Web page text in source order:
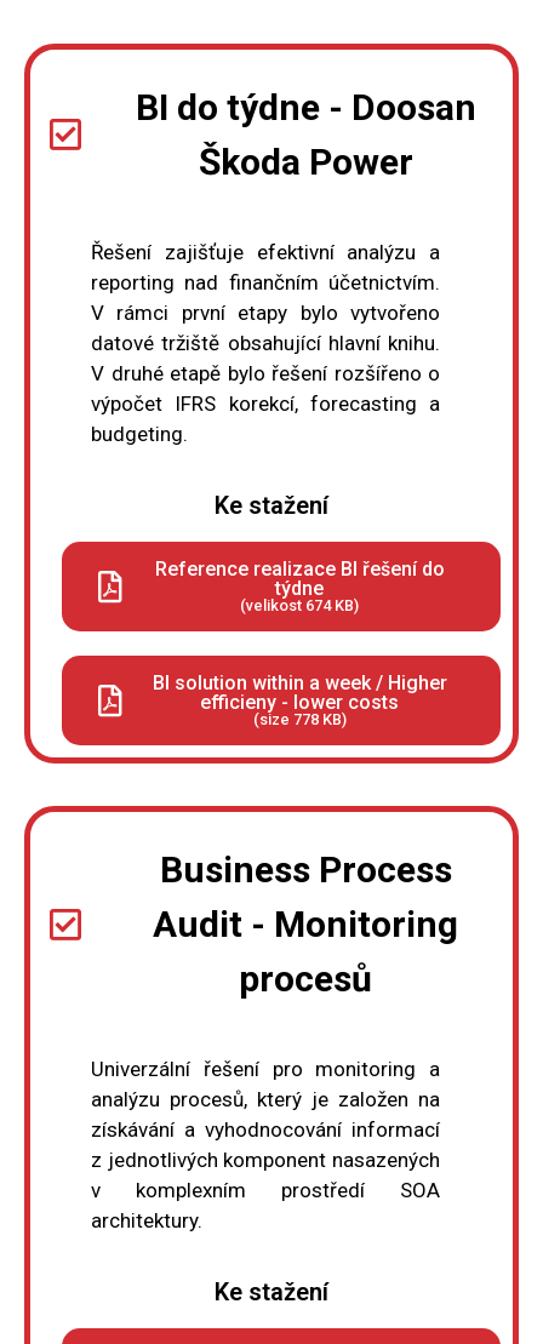
BI do týdne - Doosan
Škoda Power
Řešení zajišťuje efektivní analýzu a
reporting nad finančním účetnictvím.
V rámci první etapy bylo vytvořeno
datové tržiště obsahující hlavní knihu.
V druhé etapě bylo řešení rozšířeno o
výpočet IFRS korekcí, forecasting a
budgeting.
Ke stažení
Reference realizace BI řešení do
týdne
(velikost 674 KB)
BI solution within a week / Higher
efficieny - lower costs
(size 778 KB)
Business Process
Audit - Monitoring
procesů
Univerzální řešení pro monitoring a
analýzu procesů, který je založen na
získávání a vyhodnocování informací
z jednotlivých komponent nasazených
v komplexním prostředí SOA
architektury.
Ke stažení